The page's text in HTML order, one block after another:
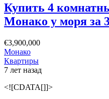
Купить 4
Монако у моря за
€3,900,000
Монако
Квартиры
7 лет назад
<![CDATA[]]>